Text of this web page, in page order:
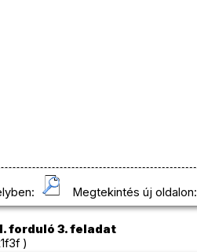
Megtekintés új oldalon:
forduló 3. feladat
)